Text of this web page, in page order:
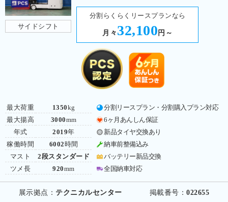
サイドシフト
分割らくらくリースプランなら
月々 32,100 円～
最大荷重
最大揚高
年式
稼働時間
マスト
ツメ長
1350kg
3000mm
2019年
6002 時間
2段スタンダード
920mm
分割リースプラン・分割購入プラン対応
6ヶ月あんしん保証
新品タイヤ交換あり
納車前整備込み
バッテリー新品交換
全国納車対応
展示拠点： テクニカルセンター 掲載番号：022655